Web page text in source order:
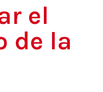
el
de la